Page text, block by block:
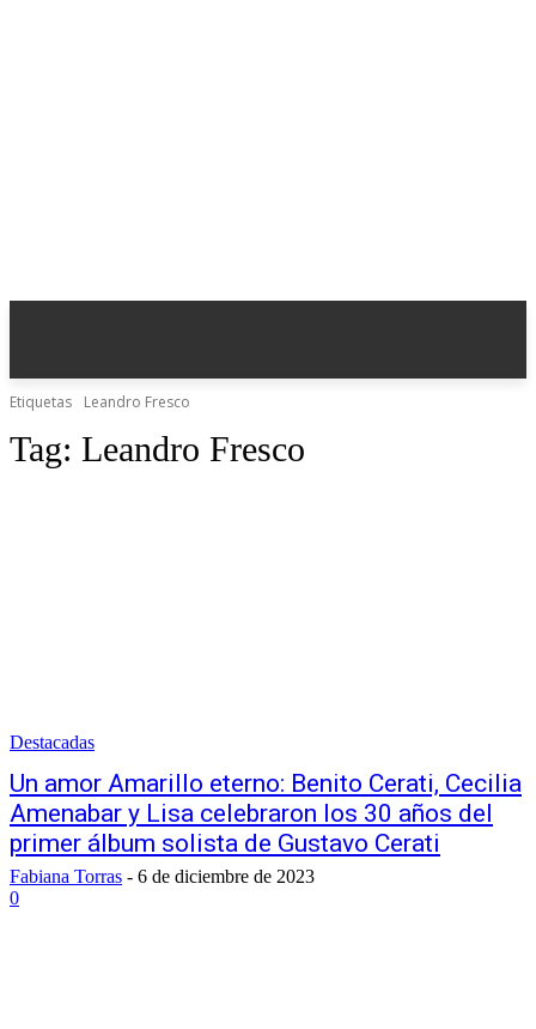
Etiquetas Leandro Fresco
Tag: Leandro Fresco
Destacadas
Un amor Amarillo eterno: Benito Cerati, Cecilia
Amenabar y Lisa celebraron los 30 años del
primer álbum solista de Gustavo Cerati
Fabiana Torras - 6 de diciembre de 2023
0